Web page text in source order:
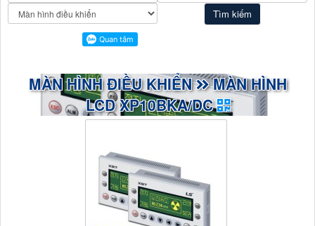
MÀN HÌNH ĐIỀU KHIỂN MÀN HÌNH
LCD XP10BKA/DC